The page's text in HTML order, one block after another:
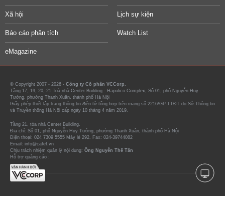
Xã hội Lịch sự kiện
Báo cáo phân tích Watch List
eMagazine
© Copyright 2007 - 2026 - Công ty Cổ phần VCCorp.
Tầng 17, 19, 20, 21 Toà nhà Center Building - Hapulico Complex, Số 01, phố Nguyễn Huy
Tưởng, phường Thanh Xuân, thành phố Hà Nội
Giấy phép thiết lập trang thông tin điện tử tổng hợp trên mạng số 2216/GP-TTĐT do Sở Thông tin
và Truyền thông Hà Nội cấp ngày 10 tháng 4 năm 2019.
Tầng 21, tòa nhà Center Building.
Địa chỉ: Số 01, phố Nguyễn Huy Tưởng, phường Thanh Xuân, thành phố Hà Nội
Điện thoại: 024 7309 5555 Máy lẻ 292. Fax: 024-39744082
Email: info@cafef.vn
Chịu trách nhiệm quản lý nội dung: Ông Nguyễn Thế Tân
Hỗ trợ quảng cáo :